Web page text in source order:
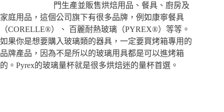
門生產並販售烘焙用品、餐具、廚房及
家庭用品，這個公司旗下有很多品牌，例如康寧餐具
（CORELLE®）、 百麗耐熱玻璃（PYREX®）等等。
如果你是想要購入玻璃類的器具，一定要買烤箱專用的
品牌產品，因為不是所以的玻璃用具都是可以進烤箱
的。Pyrex的玻璃量杯就是很多烘焙迷的量杯首選。